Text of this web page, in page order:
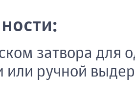
затвора для
или ручной